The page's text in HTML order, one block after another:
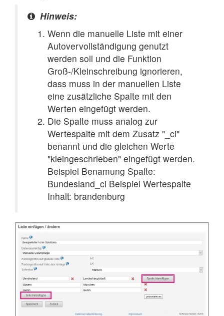
Hinweis:
Wenn die manuelle Liste mit einer
Autovervollständigung genutzt
werden soll und die Funktion
Groß-/Kleinschreibung ignorieren,
dass muss in der manuellen Liste
eine zusätzliche Spalte mit den
Werten eingefügt werden.
Die Spalte muss analog zur
Wertespalte mit dem Zusatz "_ci"
benannt und die gleichen Werte
"kleingeschrieben" eingefügt werden.
Beispiel Benamung Spalte:
Bundesland_ci Beispiel Wertespalte
Inhalt: brandenburg